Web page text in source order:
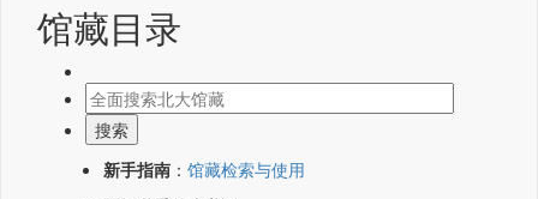
馆藏目录
新手指南 ： 馆藏检索与使用